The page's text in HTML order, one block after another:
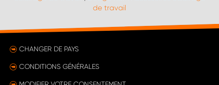
de travail
CHANGER DE PAYS
CONDITIONS GÉNÉRALES